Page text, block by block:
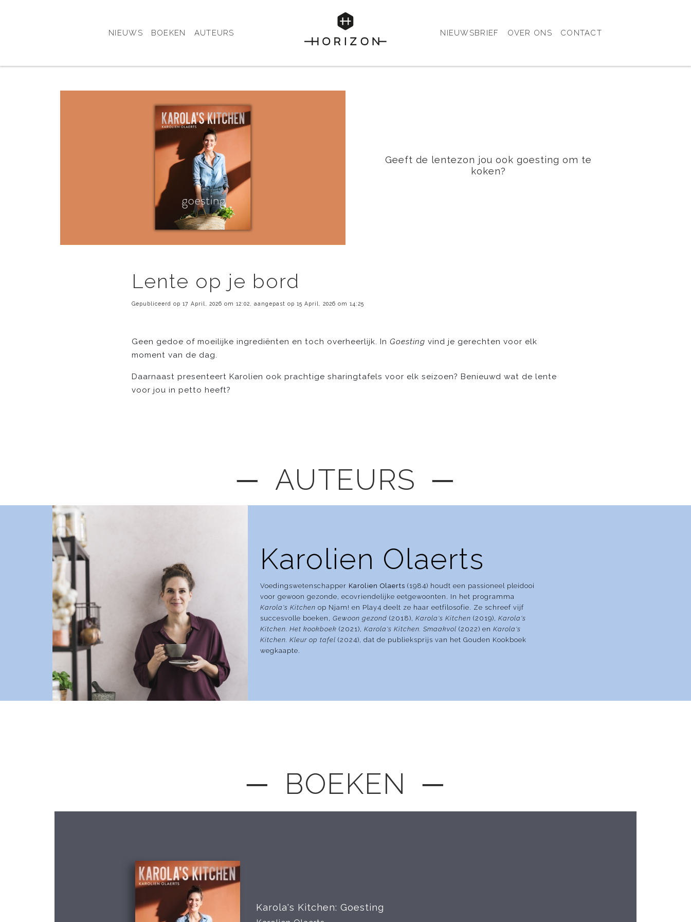
NIEUWS BOEKEN AUTEURS NIEUWSBRIEF OVER ONS CONTACT
Geeft de lentezon jou ook goesting om te
koken?
Lente op je bord
Gepubliceerd op 17 April, 2026 om 12:02, aangepast op 15 April, 2026 om 14:25
Geen gedoe of moeilijke ingrediënten en toch overheerlijk. In Goesting vind je gerechten voor elk
moment van de dag.
Daarnaast presenteert Karolien ook prachtige sharingtafels voor elk seizoen? Benieuwd wat de lente
voor jou in petto heeft?
─ AUTEURS ─
Karolien Olaerts
Voedingswetenschapper Karolien Olaerts (1984) houdt een passioneel pleidooi
voor gewoon gezonde, ecovriendelijke eetgewoonten. In het programma
Karola's Kitchen op Njam! en Play4 deelt ze haar eetfilosofie. Ze schreef vijf
succesvolle boeken, Gewoon gezond (2018), Karola's Kitchen (2019), Karola's
Kitchen. Het kookboek (2021), Karola's Kitchen. Smaakvol (2022) en Karola's
Kitchen. Kleur op tafel (2024), dat de publieksprijs van het Gouden Kookboek
wegkaapte.
─ BOEKEN ─
Karola's Kitchen: Goesting